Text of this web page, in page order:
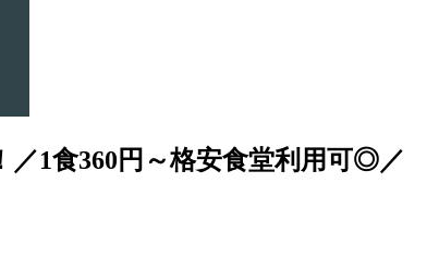
1食360円～格安食堂利用可◎／